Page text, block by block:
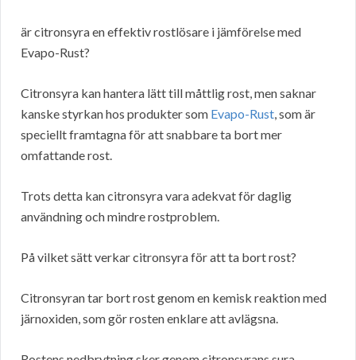
är citronsyra en effektiv rostlösare i jämförelse med
Evapo-Rust?
Citronsyra kan hantera lätt till måttlig rost, men saknar
kanske styrkan hos produkter som Evapo-Rust, som är
speciellt framtagna för att snabbare ta bort mer
omfattande rost.
Trots detta kan citronsyra vara adekvat för daglig
användning och mindre rostproblem.
På vilket sätt verkar citronsyra för att ta bort rost?
Citronsyran tar bort rost genom en kemisk reaktion med
järnoxiden, som gör rosten enklare att avlägsna.